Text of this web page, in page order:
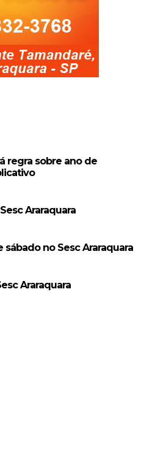
regra sobre ano de
Araraquara
no Sesc Araraquara
Araraquara